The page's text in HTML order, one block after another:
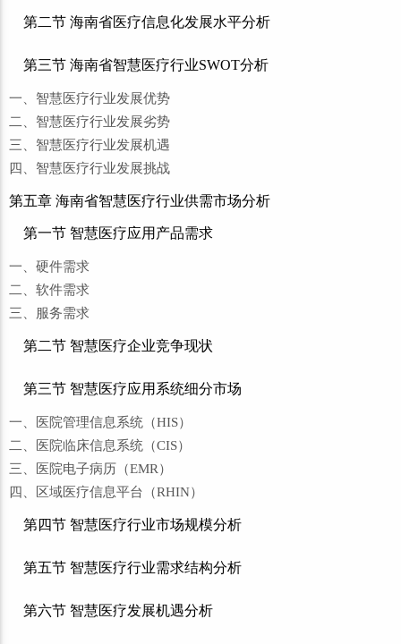
第二节 海南省医疗信息化发展水平分析
第三节 海南省智慧医疗行业SWOT分析
一、智慧医疗行业发展优势
二、智慧医疗行业发展劣势
三、智慧医疗行业发展机遇
四、智慧医疗行业发展挑战
第五章 海南省智慧医疗行业供需市场分析
第一节 智慧医疗应用产品需求
一、硬件需求
二、软件需求
三、服务需求
第二节 智慧医疗企业竞争现状
第三节 智慧医疗应用系统细分市场
一、医院管理信息系统（HIS）
二、医院临床信息系统（CIS）
三、医院电子病历（EMR）
四、区域医疗信息平台（RHIN）
第四节 智慧医疗行业市场规模分析
第五节 智慧医疗行业需求结构分析
第六节 智慧医疗发展机遇分析